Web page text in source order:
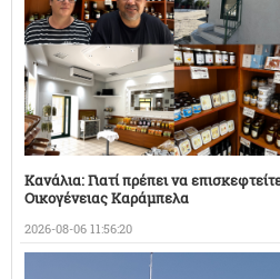
Κανάλια: Γιατί πρέπει να
Οικογένειας Καράμπελα
2026-08-06 11:56:20